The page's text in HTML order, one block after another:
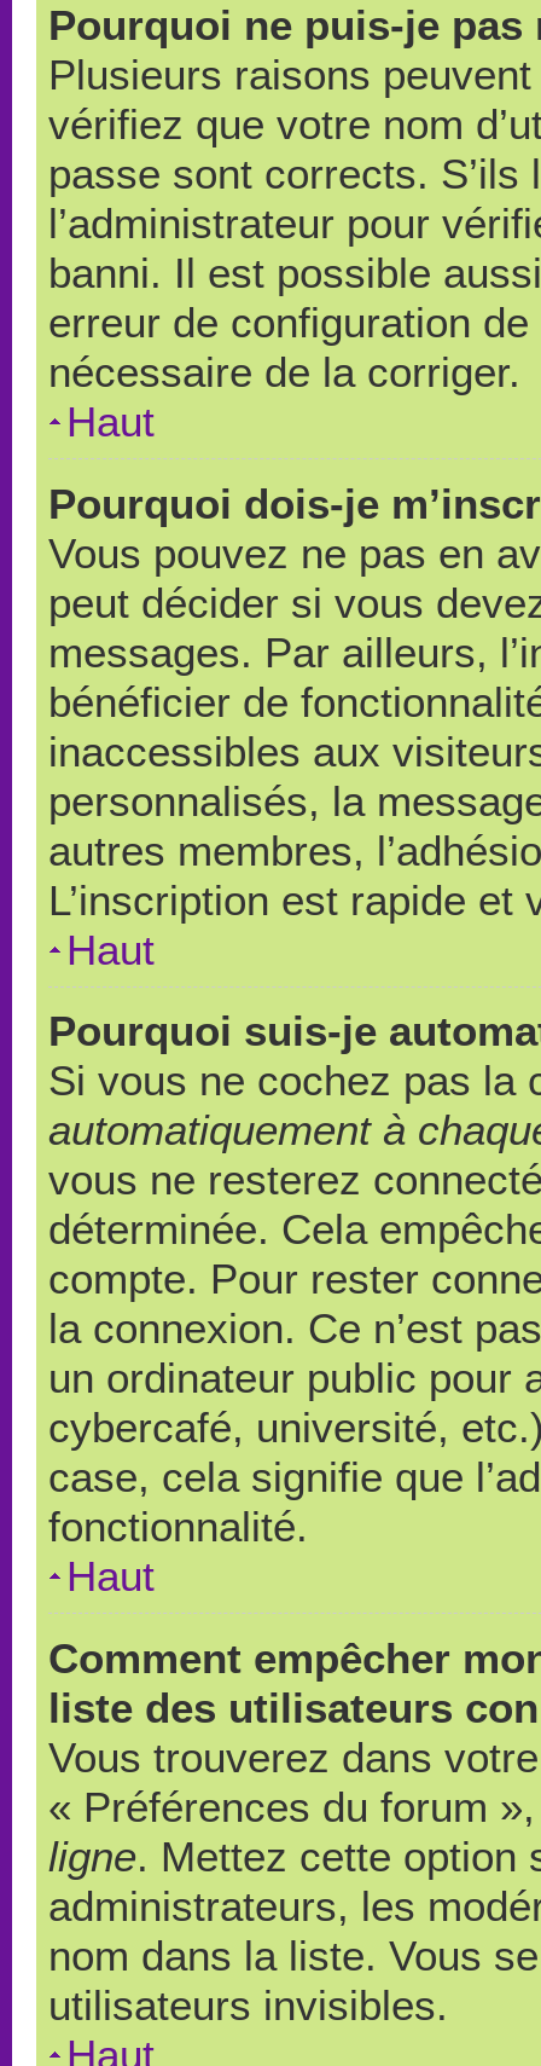
Pourquoi ne puis-je pas
Plusieurs raisons
vérifiez que votre nom
passe sont corrects.
l’administrateur pour
banni. Il est possible
erreur de configuration
nécessaire de la corriger.
Haut
Pourquoi dois-je
Vous pouvez ne pas en
peut décider si vous
messages. Par ailleurs,
bénéficier de
inaccessibles aux
personnalisés, la
autres membres,
L’inscription est rapide et
Haut
Pourquoi suis-je
Si vous ne cochez pas la
automatiquement à
vous ne resterez
déterminée. Cela
compte. Pour rester
la connexion. Ce n’est
un ordinateur public pour
cybercafé, université,
case, cela signifie que
fonctionnalité.
Haut
Comment empêcher
liste des utilisateurs
Vous trouverez dans
« Préférences du forum
ligne. Mettez cette option
administrateurs, les
nom dans la liste. Vous
utilisateurs invisibles.
Haut